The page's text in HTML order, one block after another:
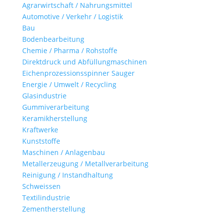
Agrarwirtschaft / Nahrungsmittel
Automotive / Verkehr / Logistik
Bau
Bodenbearbeitung
Chemie / Pharma / Rohstoffe
Direktdruck und Abfüllungmaschinen
Eichenprozessionsspinner Sauger
Energie / Umwelt / Recycling
Glasindustrie
Gummiverarbeitung
Keramikherstellung
Kraftwerke
Kunststoffe
Maschinen / Anlagenbau
Metallerzeugung / Metallverarbeitung
Reinigung / Instandhaltung
Schweissen
Textilindustrie
Zementherstellung